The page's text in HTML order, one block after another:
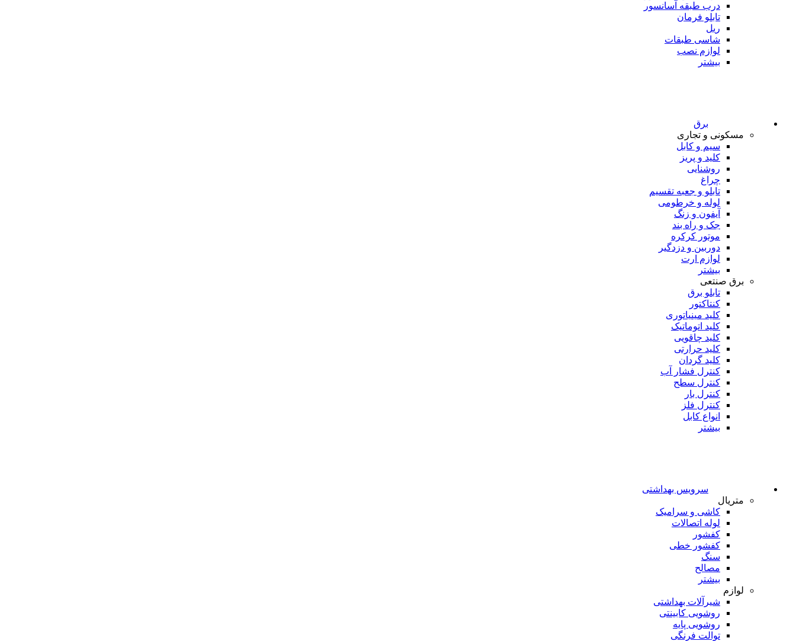
درب طبقه آسانسور
تابلو فرمان
ریل
شاسی طبقات
لوازم نصب
بیشتر
برق
مسکونی و تجاری
سیم و کابل
کلید و پریز
روشنایی
چراغ
تابلو و جعبه تقسیم
لوله و خرطومی
آیفون و زنگ
جک و راه بند
موتور کرکره
دوربین و دزدگیر
لوازم ارت
بیشتر
برق صنتعی
تابلو برق
کنتاکتور
کلید مینیاتوری
کلید اتوماتیک
کلید چاقویی
کلید حرارتی
کلید گردان
کنترل فشار آب
کنترل سطح
کنترل بار
کنترل فلز
انواع کابل
بیشتر
سرویس بهداشتی
متریال
کاشی و سرامیک
لوله اتصالات
کفشور
کفشور خطی
سنگ
مصالح
بیشتر
لوازم
شیرآلات بهداشتی
روشویی کابینتی
روشویی پایه
توالت فرنگی